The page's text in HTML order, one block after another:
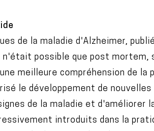
de la maladie d'Alzheimer,
possible que post mortem,
meilleure compréhension de la
le développement de nouvelles
de la maladie et d'améliorer
introduits dans la